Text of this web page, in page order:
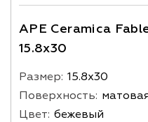
APE Ceramica
15.8x30
Размер: 15.8х30
Поверхность:
Цвет: бежевый